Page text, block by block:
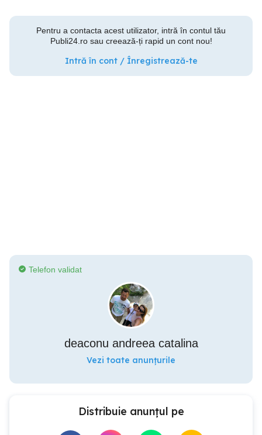
Pentru a contacta acest utilizator, intră în contul tău
Publi24.ro sau creează-ți rapid un cont nou!
Intră în cont / Înregistrează-te
Telefon validat
deaconu andreea catalina
Vezi toate anunțurile
Distribuie anunțul pe